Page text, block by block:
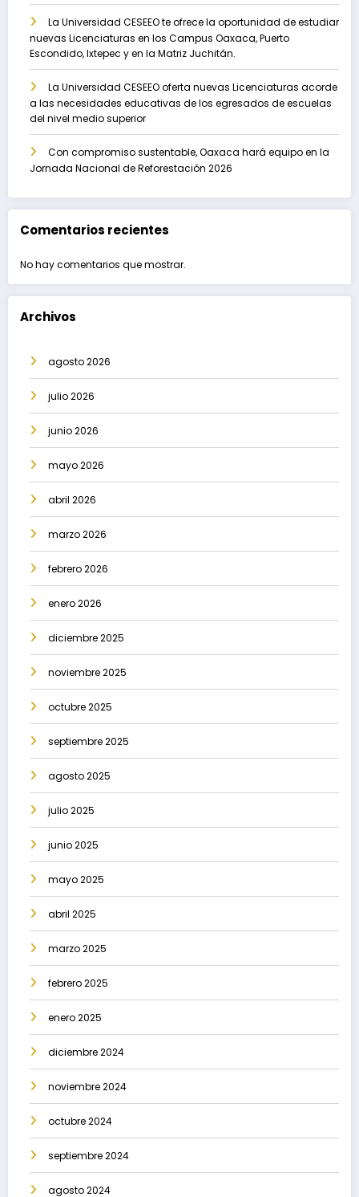
La Universidad CESEEO te ofrece la oportunidad de estudiar
nuevas Licenciaturas en los Campus Oaxaca, Puerto
Escondido, Ixtepec y en la Matriz Juchitán.
La Universidad CESEEO oferta nuevas Licenciaturas acorde
a las necesidades educativas de los egresados de escuelas
del nivel medio superior
Con compromiso sustentable, Oaxaca hará equipo en la
Jornada Nacional de Reforestación 2026
Comentarios recientes
No hay comentarios que mostrar.
Archivos
agosto 2026
julio 2026
junio 2026
mayo 2026
abril 2026
marzo 2026
febrero 2026
enero 2026
diciembre 2025
noviembre 2025
octubre 2025
septiembre 2025
agosto 2025
julio 2025
junio 2025
mayo 2025
abril 2025
marzo 2025
febrero 2025
enero 2025
diciembre 2024
noviembre 2024
octubre 2024
septiembre 2024
agosto 2024